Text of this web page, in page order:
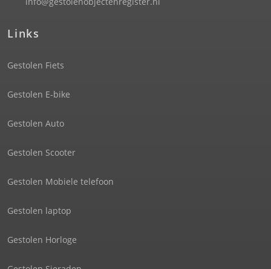
Links
Gestolen Fiets
Gestolen E-bike
Gestolen Auto
Gestolen Scooter
Gestolen Mobiele telefoon
Gestolen laptop
Gestolen Horloge